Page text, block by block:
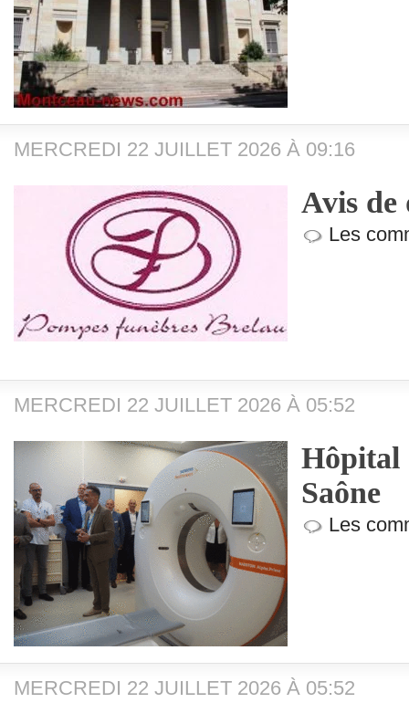
MERCREDI 22 JUILLET 2026 À 09:16
Avis de
Les
MERCREDI 22 JUILLET 2026 À 05:52
Hôpital
Saône
Les
MERCREDI 22 JUILLET 2026 À 05:52